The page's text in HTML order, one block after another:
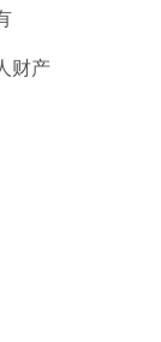
财产